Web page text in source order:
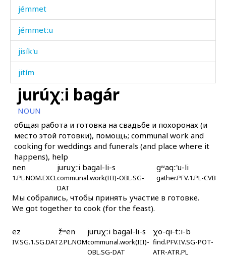
jémmet
jémmetːu
jisík'u
jitím
jišík'
jiʁí
jíjt'on
joq'
joːw
jók'i
juk
jurúχːi bagár
NOUN
общая работа и готовка на свадьбе и похоронах (и
место этой готовки), помощь; communal work and
cooking for weddings and funerals (and place where it
happens), help
nen
1.PL.NOM.EXCL
juruχːi bagal-li-s
communal.work(III)-OBL.SG-
DAT
gʷaqː'u-li
gather.PFV.1.PL-CVB
Мы собрались, чтобы принять участие в готовке.
We got together to cook (for the feast).
ez
IV.SG.1.SG.DAT
žʷen
2.PL.NOM
juruχːi bagal-li-s
communal.work(III)-
OBL.SG-DAT
χo-qi-tːi-b
find.PFV.IV.SG-POT-
ATR-ATR.PL